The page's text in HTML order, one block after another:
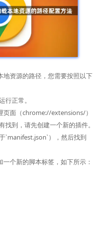
资源的路径，您需要按照以下
行正常。
页面（chrome://extensions/）
到，请先创建一个新的插件。
`manifest.json`），然后找到
个新的脚本标签，如下所示：